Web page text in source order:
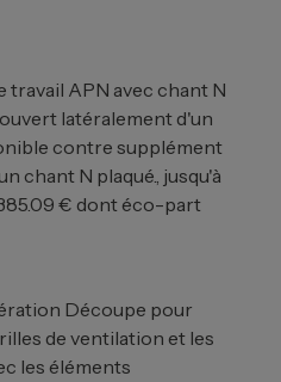
travail APN avec chant N
latéralement d'un
contre supplément
chant N plaqué., jusqu'à
€ dont éco-part
Découpe pour
de ventilation et les
les éléments